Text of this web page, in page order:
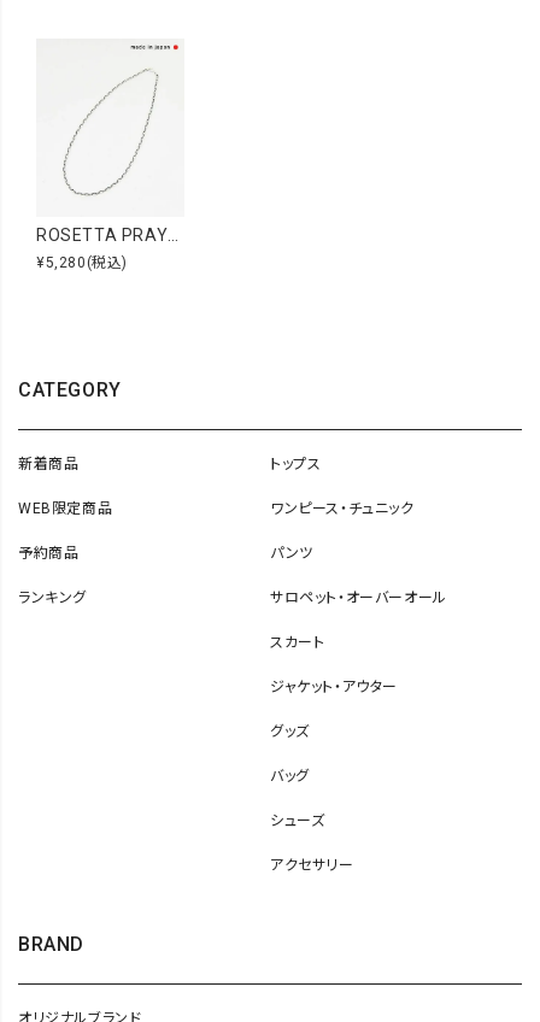
¥5,280 (税込)
CATEGORY
新着商品
WEB限定商品
予約商品
ランキング
トップス
ワンピース・チュニック
パンツ
サロペット・オーバーオール
スカート
ジャケット・アウター
グッズ
バッグ
シューズ
アクセサリー
BRAND
オリジナルブランド